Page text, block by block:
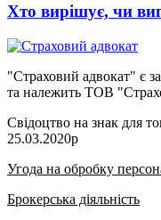
Хто вирішує, чи
"Страховий адвокат" є
та належить ТОВ
Свідоцтво на знак для
25.03.2020р
Угода на обробку
Брокерська діяльність